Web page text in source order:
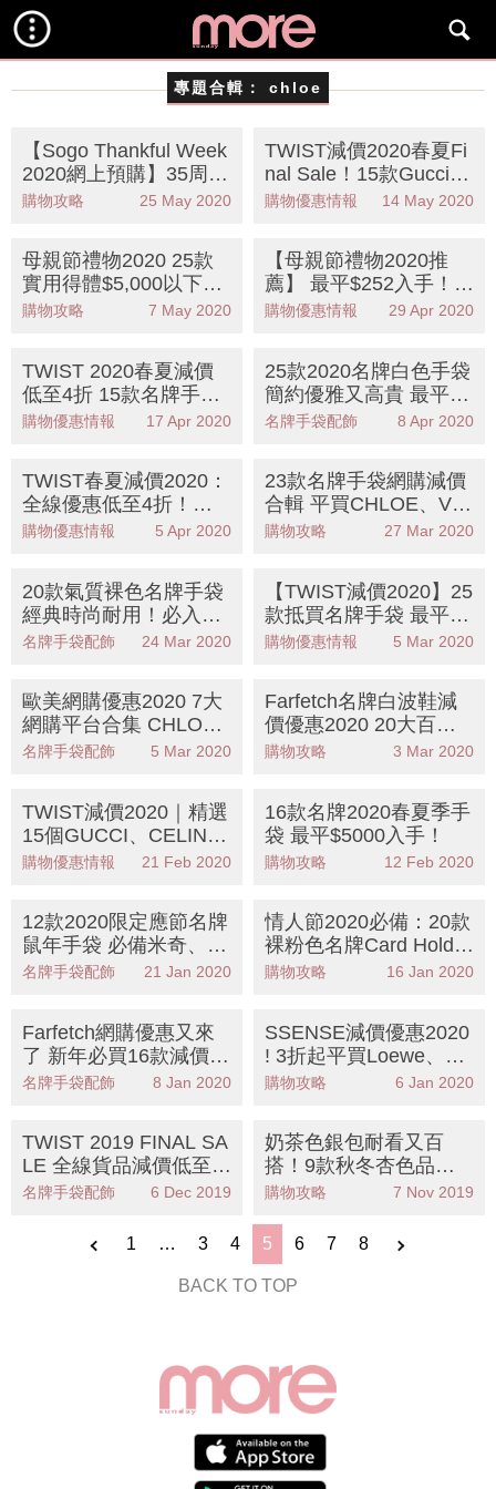
專題合輯： chloe
【Sogo Thankful Week
2020網上預購】35周年
賞！感謝祭必入Dyso
等30件筍貨推介(Part 2)
購物攻略 25 May 2020
TWIST減價2020春夏Fi
nal Sale！15款Gucci、
Loewe、Celine必搶名
購物優惠情報 14 May 2020
母親節禮物2020 25款
實用得體$5,000以下名
牌銀包及卡片套 Chane
購物攻略 7 May 2020
【母親節禮物2020推
薦】 最平$252入手！2
0款母親節手袋 $9,500
購物優惠情報 29 Apr 2020
TWIST 2020春夏減價
低至4折 15款名牌手袋
推介GUCCI、GIVENC
購物優惠情報 17 Apr 2020
25款2020名牌白色手袋
簡約優雅又高貴 最平$1
0,300入手
名牌手袋配飾 8 Apr 2020
TWIST春夏減價2020：
全線優惠低至4折！精
選18款GUCCI、CELIN
購物優惠情報 5 Apr 2020
23款名牌手袋網購減價
合輯 平買CHLOE、VA
LENTINO等牌子
購物攻略 27 Mar 2020
20款氣質裸色名牌手袋
經典時尚耐用！必入Ch
anel丶Loewe
名牌手袋配飾 24 Mar 2020
【TWIST減價2020】25
款抵買名牌手袋 最平半
價 GUCCI、CELINE、
購物優惠情報 5 Mar 2020
歐美網購優惠2020 7大
網購平台合集 CHLO
E、LOEWE、VALENTI
名牌手袋配飾 5 Mar 2020
Farfetch名牌白波鞋減
價優惠2020 20大百搭
易襯鞋款推介
購物攻略 3 Mar 2020
TWIST減價2020｜精選
15個GUCCI、CELIN
E、VALENTINO名牌手
購物優惠情報 21 Feb 2020
16款名牌2020春夏季手
袋 最平$5000入手！
購物攻略 12 Feb 2020
12款2020限定應節名牌
鼠年手袋 必備米奇、To
m & Jerry!
名牌手袋配飾 21 Jan 2020
情人節2020必備：20款
裸粉色名牌Card Holde
r！GUCCI、CHLOÉ、
購物攻略 16 Jan 2020
Farfetch網購優惠又來
了 新年必買16款減價名
牌銀包+優惠碼分享
名牌手袋配飾 8 Jan 2020
SSENSE減價優惠2020
! 3折起平買Loewe、Ch
loé、Givenchy…等15
購物攻略 6 Jan 2020
TWIST 2019 FINAL SA
LE 全線貨品減價低至3
折 必買GUCCI 、GIVE
名牌手袋配飾 6 Dec 2019
奶茶色銀包耐看又百
搭！9款秋冬杏色品牌
銀包推介
購物攻略 7 Nov 2019
1 … 3 4 5 6 7 8
BACK TO TOP